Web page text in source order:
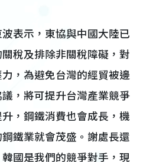
表示，東協與中國大陸已
稅及排除非關稅障礙，對
，為避免台灣的經貿被邊
，將可提升台灣產業競爭
，鋼鐵消費也會成長，機
鐵業就會茂盛。謝處長還
國是我們的競爭對手，現